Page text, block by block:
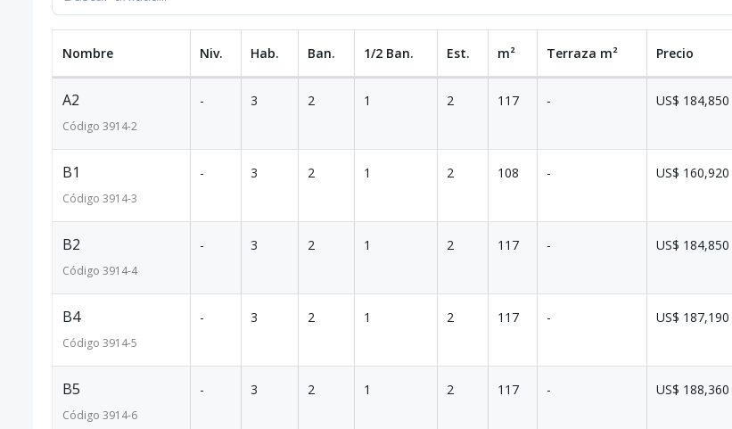
Nombre Niv. Hab. Ban. 1/2 Ban. Est. m² Terraza m² Precio
A2
Código 3914-2
- 3 2 1 2 117 - US$ 184,850
B1
Código 3914-3
- 3 2 1 2 108 - US$ 160,920
B2
Código 3914-4
- 3 2 1 2 117 - US$ 184,850
B4
Código 3914-5
- 3 2 1 2 117 - US$ 187,190
B5
Código 3914-6
- 3 2 1 2 117 - US$ 188,360